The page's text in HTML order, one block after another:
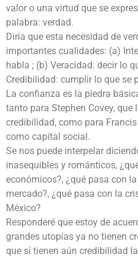
valor o una virtud que se
palabra: verdad.
Diría que esta necesidad de
importantes cualidades: (a)
habla ; (b) Veracidad: decir lo
Credibilidad: cumplir lo que se
La confianza es la piedra
tanto para Stephen Covey,
credibilidad, como para
como capital social.
Se nos puede interpelar
inasequibles y románticos,
económicos?, ¿qué pasa con
mercado?, ¿qué pasa con la
México?
Responderé que estoy de
grandes utopías ya no tienen
que sí tienen aún credibilidad